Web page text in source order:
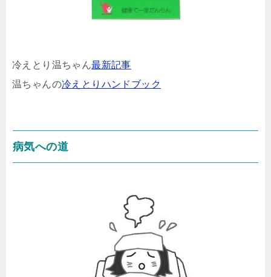
冷えとり温ちゃん最新記事
温ちゃんの冷えとりハンドブック
病気への道